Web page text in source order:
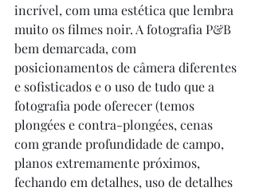
incrível, com uma estética que lembra
muito os filmes noir. A fotografia P&B
bem demarcada, com
posicionamentos de câmera diferentes
e sofisticados e o uso de tudo que a
fotografia pode oferecer (temos
plongées e contra-plongées, cenas
com grande profundidade de campo,
planos extremamente próximos,
fechando em detalhes, uso de detalhes